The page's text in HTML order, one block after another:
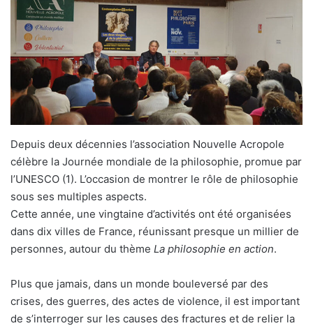
Depuis deux décennies l’association Nouvelle Acropole
célèbre la Journée mondiale de la philosophie, promue par
l’UNESCO (1). L’occasion de montrer le rôle de philosophie
sous ses multiples aspects.
Cette année, une vingtaine d’activités ont été organisées
dans dix villes de France, réunissant presque un millier de
personnes, autour du thème La philosophie en action.
Plus que jamais, dans un monde bouleversé par des
crises, des guerres, des actes de violence, il est important
de s’interroger sur les causes des fractures et de relier la